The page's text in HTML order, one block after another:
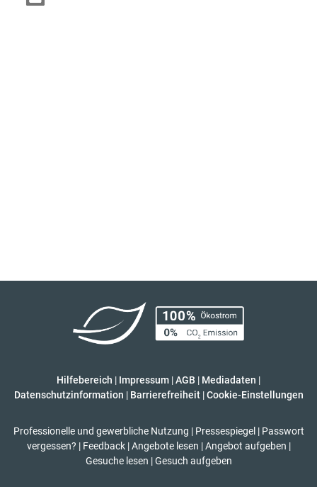
Hilfebereich | Impressum |AGB | Mediadaten |
Datenschutzinformation | Barrierefreiheit | Cookie-Einstellungen
Professionelle und gewerbliche Nutzung | Pressespiegel | Passwort
vergessen? | Feedback | Angebote lesen | Angebot aufgeben |
Gesuche lesen | Gesuch aufgeben